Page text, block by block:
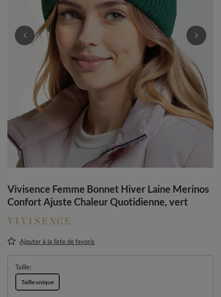
Vivisence Femme Bonnet Hiver Laine Merinos
Confort Ajuste Chaleur Quotidienne, vert
Ajouter à la liste de favoris
Taille
Taille unique